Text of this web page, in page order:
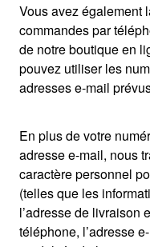
Vous avez également
commandes par
de notre boutique en
pouvez utiliser les
adresses e-mail
En plus de votre
adresse e-mail, nous
caractère personnel
(telles que les
l’adresse de livraison
téléphone, l’adresse